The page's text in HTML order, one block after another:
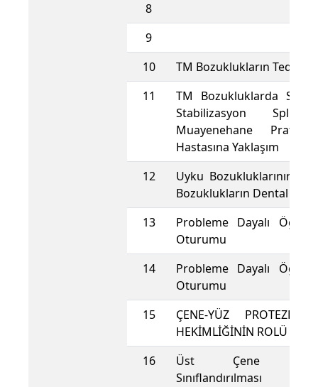
8
9
10
TM Bozuklukların Tedavisi
11
TM Bozukluklarda
Stabilizasyon Splinti
Muayenehane
Hastasına Yaklaşım
12
Uyku Bozukluklarının
Bozuklukların Dental
13
Probleme Dayalı
Oturumu
14
Probleme Dayalı
Oturumu
15
ÇENE-YÜZ
HEKİMLİĞİNİN ROLÜ
16
Üst Çene
Sınıflandırılması